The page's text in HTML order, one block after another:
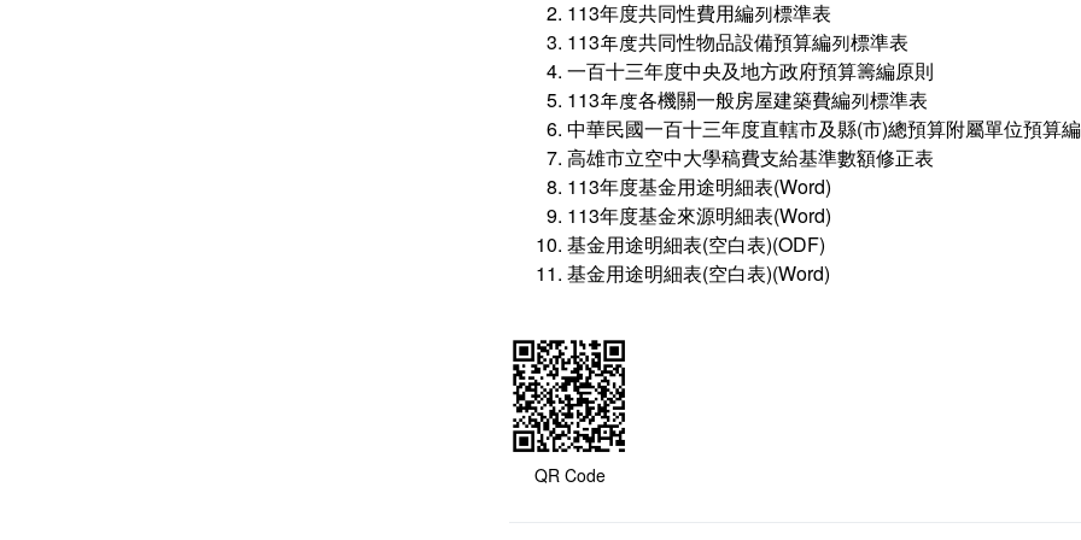
113年度共同性費用編列標準表
113年度共同性物品設備預算編列標準表
一百十三年度中央及地方政府預算籌編原則
113年度各機關一般房屋建築費編列標準表
中華民國一百十三年度直轄市及縣(市)總預算附屬單位預算
高雄市立空中大學稿費支給基準數額修正表
113年度基金用途明細表(Word)
113年度基金來源明細表(Word)
基金用途明細表(空白表)(ODF)
基金用途明細表(空白表)(Word)
QR Code